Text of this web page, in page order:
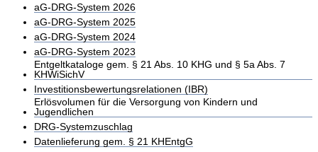
aG-DRG-System 2026
aG-DRG-System 2025
aG-DRG-System 2024
aG-DRG-System 2023
Entgeltkataloge gem. § 21 Abs. 10 KHG und § 5a Abs. 7
KHWiSichV
Investitionsbewertungsrelationen (IBR)
Erlösvolumen für die Versorgung von Kindern und
Jugendlichen
DRG-Systemzuschlag
Datenlieferung gem. § 21 KHEntgG